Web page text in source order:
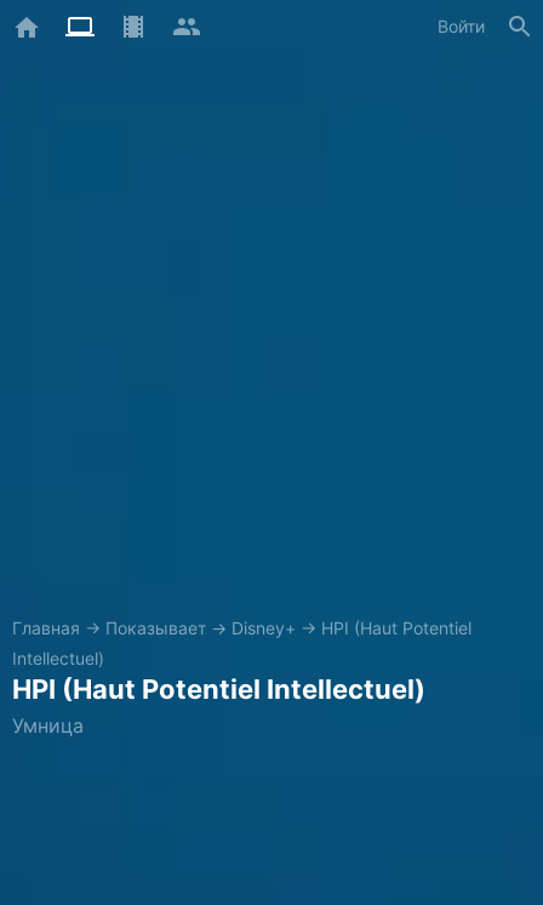
Войти
Главная → Показывает → Disney+ → HPI (Haut Potentiel
Intellectuel)
HPI (Haut Potentiel Intellectuel)
Умница